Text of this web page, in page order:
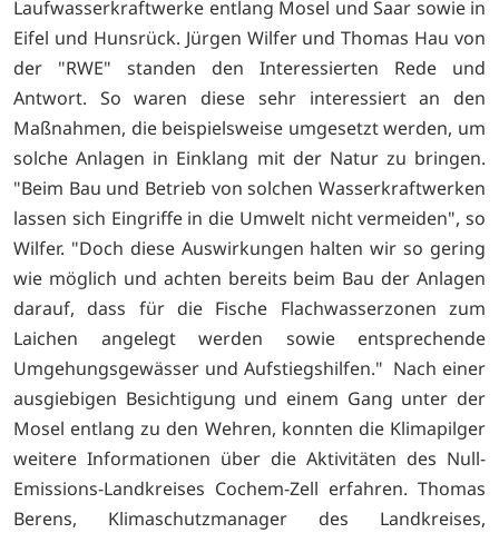
Laufwasserkraftwerke entlang Mosel und Saar sowie in
Eifel und Hunsrück. Jürgen Wilfer und Thomas Hau von
der "RWE" standen den Interessierten Rede und
Antwort. So waren diese sehr interessiert an den
Maßnahmen, die beispielsweise umgesetzt werden, um
solche Anlagen in Einklang mit der Natur zu bringen.
"Beim Bau und Betrieb von solchen Wasserkraftwerken
lassen sich Eingriffe in die Umwelt nicht vermeiden", so
Wilfer. "Doch diese Auswirkungen halten wir so gering
wie möglich und achten bereits beim Bau der Anlagen
darauf, dass für die Fische Flachwasserzonen zum
Laichen angelegt werden sowie entsprechende
Umgehungsgewässer und Aufstiegshilfen." Nach einer
ausgiebigen Besichtigung und einem Gang unter der
Mosel entlang zu den Wehren, konnten die Klimapilger
weitere Informationen über die Aktivitäten des Null-
Emissions-Landkreises Cochem-Zell erfahren. Thomas
Berens, Klimaschutzmanager des Landkreises,